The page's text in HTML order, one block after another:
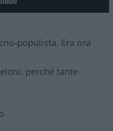
populista. Era ora
perché tante